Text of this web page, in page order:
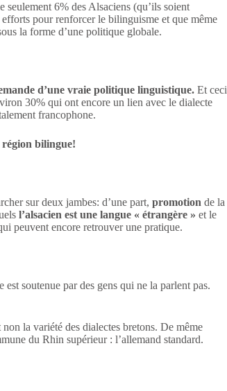
seulement 6% des Alsaciens (qu’ils soient
pour renforcer le bilinguisme et que même
la forme d’une politique globale.
d’une vraie politique linguistique. Et ceci
30% qui ont encore un lien avec le dialecte
francophone.
région bilingue!
sur deux jambes: d’une part, promotion de la
l’alsacien est une langue « étrangère » et le
peuvent encore retrouver une pratique.
soutenue par des gens qui ne la parlent pas.
la variété des dialectes bretons. De même
du Rhin supérieur : l’allemand standard.